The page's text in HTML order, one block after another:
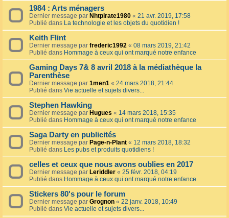
1984 : Arts ménagers
Dernier message par Nhtpirate1980 « 21 avr. 2019, 17:58
Publié dans La technologie et les objets du quotidien !
Keith Flint
Dernier message par frederic1992 « 08 mars 2019, 21:42
Publié dans Hommage à ceux qui ont marqué notre enfance
Gaming Days 7& 8 avril 2018 à la médiathèque la
Parenthèse
Dernier message par 1men1 « 24 mars 2018, 21:44
Publié dans Vie actuelle et sujets divers...
Stephen Hawking
Dernier message par Hugues « 14 mars 2018, 15:35
Publié dans Hommage à ceux qui ont marqué notre enfance
Saga Darty en publicités
Dernier message par Page-n-Plant « 12 mars 2018, 18:32
Publié dans Les pubs et produits quotidiens !
celles et ceux que nous avons oublies en 2017
Dernier message par Leriddler « 25 févr. 2018, 04:19
Publié dans Hommage à ceux qui ont marqué notre enfance
Stickers 80's pour le forum
Dernier message par Grognon « 22 janv. 2018, 10:49
Publié dans Vie actuelle et sujets divers...